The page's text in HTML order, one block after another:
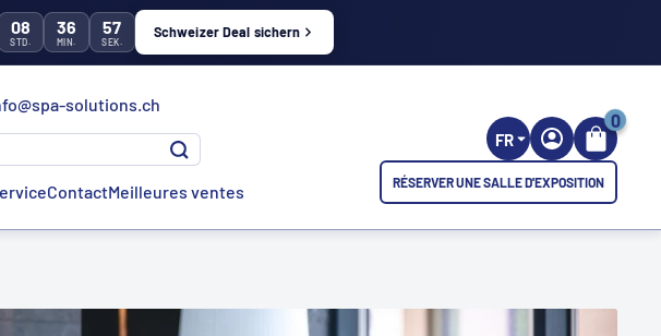
08
STD.
36
MIN.
55
SEK.
Schweizer Deal sichern
solutions.ch
ContactMeilleures ventes
FR
0
RÉSERVER UNE SALLE D'EXPOSITION